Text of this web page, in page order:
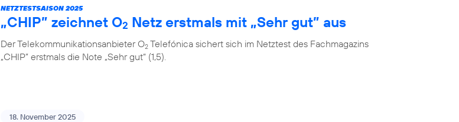
NETZTESTSAISON 2025
„CHIP” zeichnet O2 Netz erstmals mit „Sehr gut” aus
Der Telekommunikationsanbieter O2 Telefónica sichert sich im Netztest des Fachmagazins
„CHIP” erstmals die Note „Sehr gut“ (1,5).
18. November 2025